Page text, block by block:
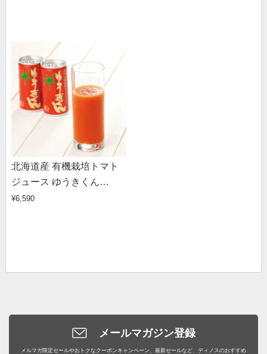
北海道産 有機栽培トマト
ジュース ゆうきくん
（190g×20缶）
¥6,590
メールマガジン登録
メルマガ限定セールやおトクなクーポンキャンペーン、最新セールなど、ディノスのおすすめ